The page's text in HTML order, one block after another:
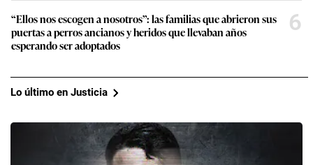
“Ellos nos escogen a nosotros”: las familias que abrieron sus
puertas a perros ancianos y heridos que llevaban años
esperando ser adoptados
6
Lo último en Justicia